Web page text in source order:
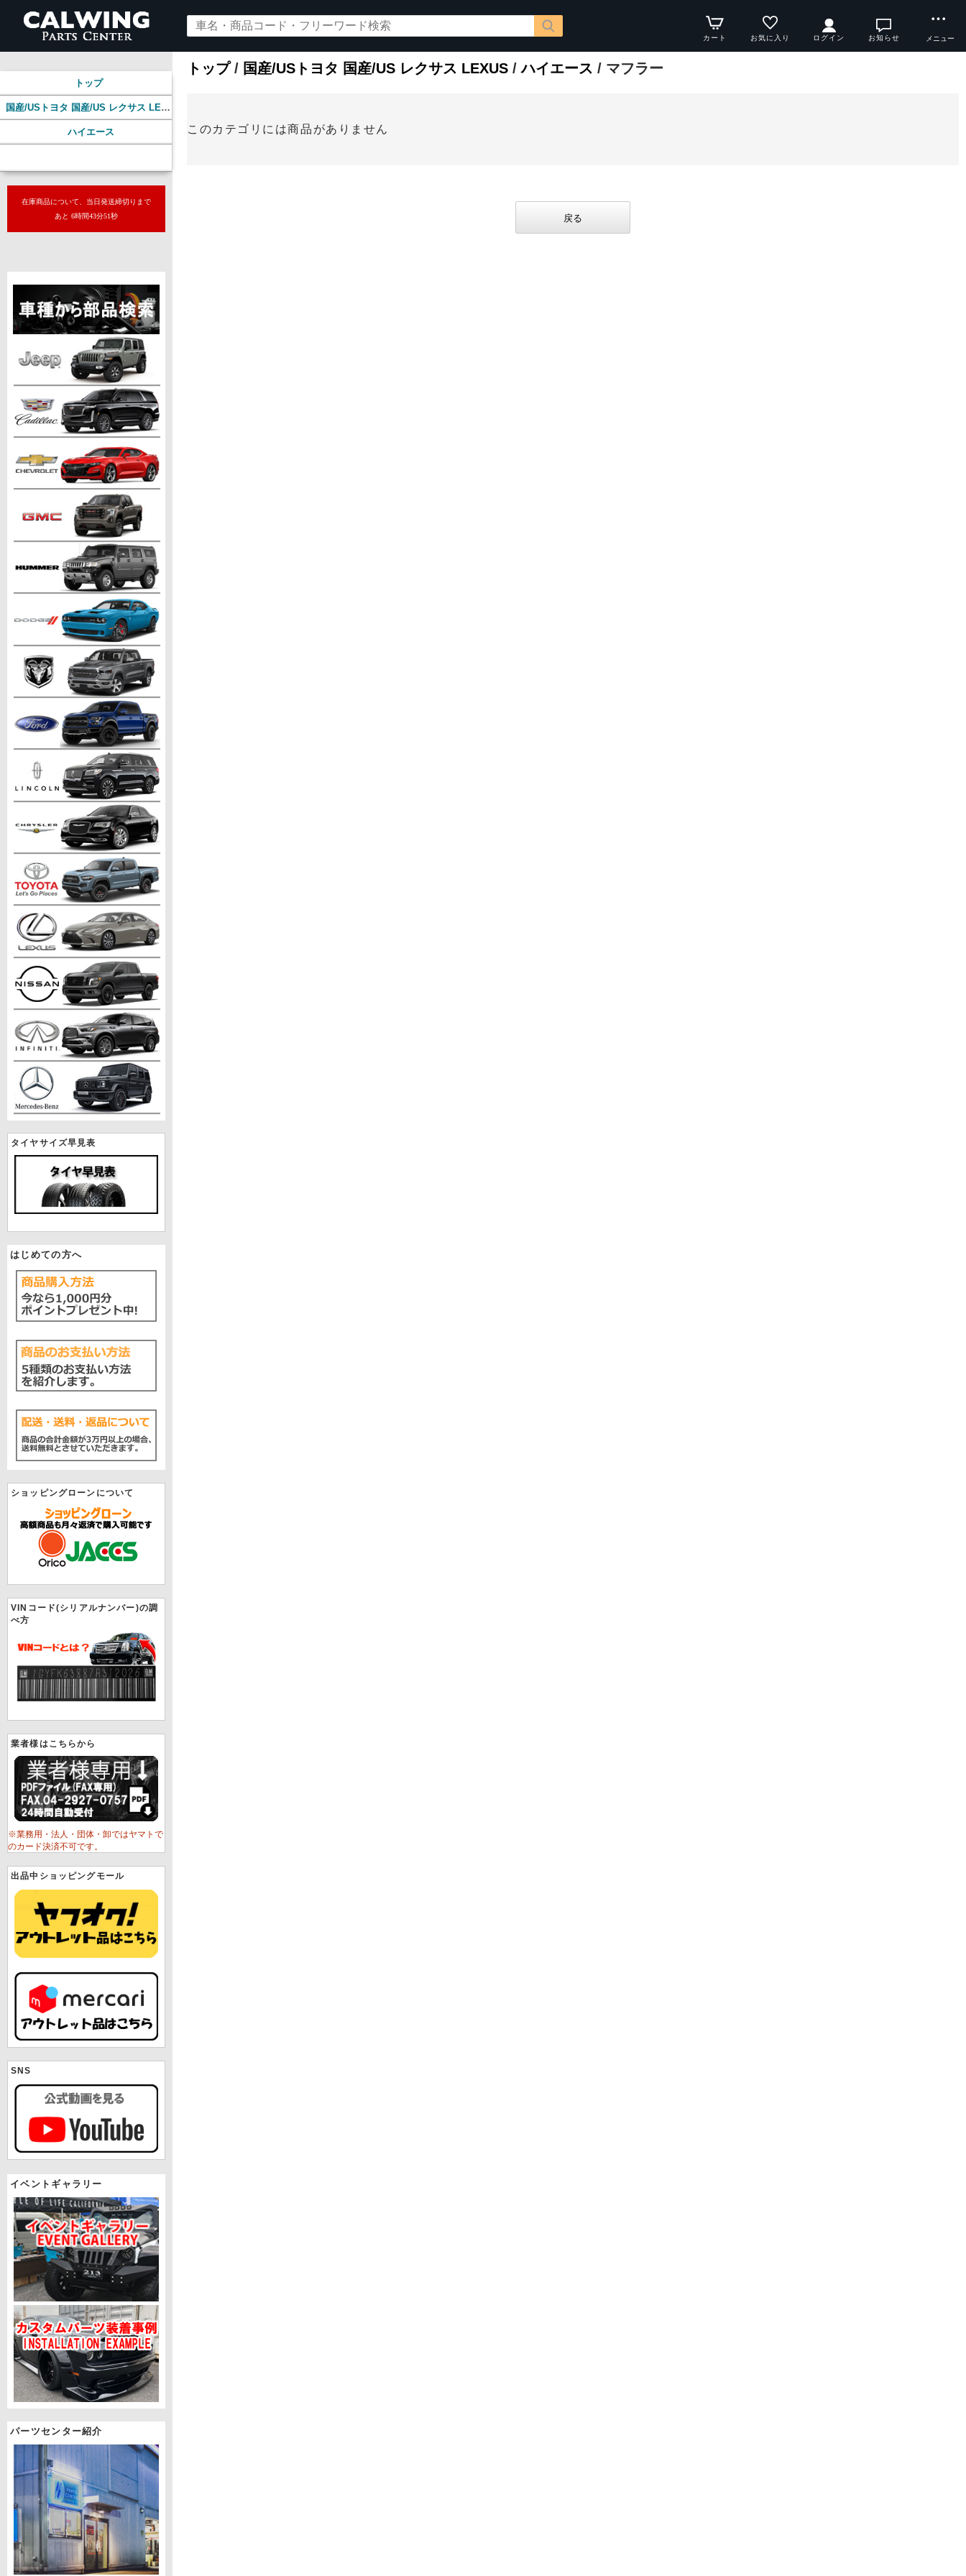
カート お気に入り ログイン お知らせ メニュー
トップ
国産/USトヨタ 国産/US レクサス LEXUS
ハイエース
在庫商品について、当日発送締切りまで
あと 6時間43分51秒
タイヤサイズ早見表
はじめての方へ
ショッピングローンについて
VINコード(シリアルナンバー)の調
べ方
業者様はこちらから
※業務用・法人・団体・卸ではヤマトで
のカード決済不可です。
出品中ショッピングモール
SNS
イベントギャラリー
パーツセンター紹介
トップ/ 国産/USトヨタ 国産/US レクサス LEXUS /ハイエース / マフラー
このカテゴリには商品がありません
戻る